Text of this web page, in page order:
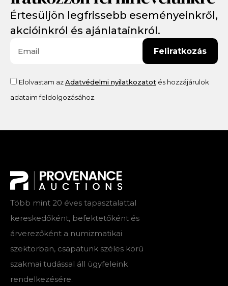
Értesüljön legfrissebb eseményeinkről,
akcióinkról és ajánlatainkról.
Elolvastam azAdatvédelmi nyilatkozatot és hozzájárulok
adataim feldolgozásához.
Feliratkozás
Több mint 20 éves tapasztalattal
kereskedőként, befektetőként és
árverezőként a numizmatikai
szektorban, csapatunk széles körű
szakmai tudással áll ügyfeleink
rendelkezésére.